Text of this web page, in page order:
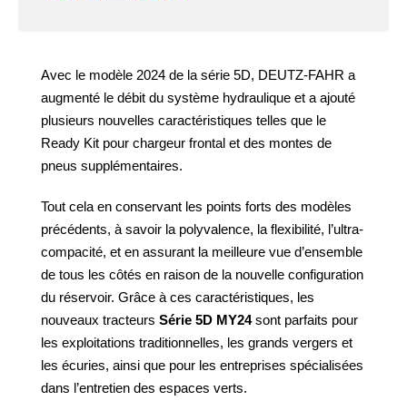
Avec le modèle 2024 de la série 5D, DEUTZ-FAHR a
augmenté le débit du système hydraulique et a ajouté
plusieurs nouvelles caractéristiques telles que le
Ready Kit pour chargeur frontal et des montes de
pneus supplémentaires.
Tout cela en conservant les points forts des modèles
précédents, à savoir la polyvalence, la flexibilité, l’ultra-
compacité, et en assurant la meilleure vue d’ensemble
de tous les côtés en raison de la nouvelle configuration
du réservoir. Grâce à ces caractéristiques, les
nouveaux tracteurs Série 5D MY24sont parfaits pour
les exploitations traditionnelles, les grands vergers et
les écuries, ainsi que pour les entreprises spécialisées
dans l’entretien des espaces verts.